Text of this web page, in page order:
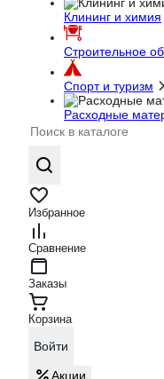
Клининг и химия
Строительное
Спорт и туризм
Расходные
Избранное
Сравнение
Заказы
Корзина
Войти
Акции